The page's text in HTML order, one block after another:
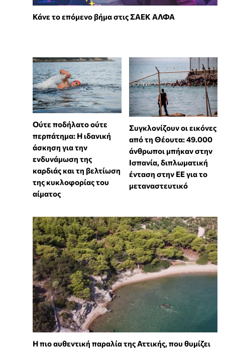
Κάνε το επόμενο βήμα στις ΣΑΕΚ ΑΛΦΑ
Ούτε ποδήλατο ούτε
περπάτημα: Η ιδανική
άσκηση για την
ενδυνάμωση της
καρδιάς και τη βελτίωση
της κυκλοφορίας του
αίματος
Συγκλονίζουν οι εικόνες
από τη Θέουτα: 49.000
άνθρωποι μπήκαν στην
Ισπανία, διπλωματική
ένταση στην ΕΕ για το
μεταναστευτικό
Η πιο αυθεντική παραλία της Αττικής, που θυμίζει